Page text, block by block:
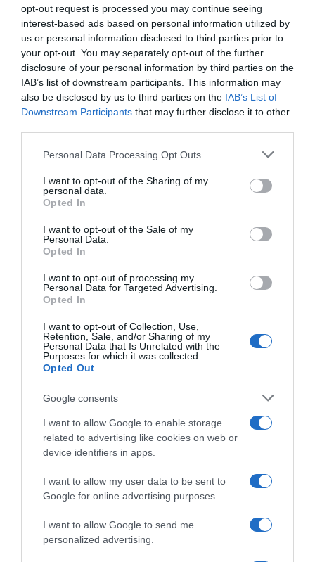
opt-out request is processed you may continue seeing
interest-based ads based on personal information utilized by
us or personal information disclosed to third parties prior to
your opt-out. You may separately opt-out of the further
disclosure of your personal information by third parties on the
IAB’s list of downstream participants. This information may
also be disclosed by us to third parties on the IAB’s List of
Downstream Participants that may further disclose it to other
Please note that this website/app uses one or more Google
not limited to your visit or usage behaviour. You may click to
grant or deny consent to Google and its third-party tags to
use your data for below specified purposes in below Google
consent section.
Personal Data Processing Opt Outs
I want to opt-out of the Sharing of my
personal data.
Opted In
I want to opt-out of the Sale of my
Personal Data.
Opted In
I want to opt-out of processing my
Personal Data for Targeted Advertising.
Opted In
I want to opt-out of Collection, Use,
Retention, Sale, and/or Sharing of my
Personal Data that Is Unrelated with the
Purposes for which it was collected.
Opted Out
Google consents
I want to allow Google to enable storage
related to advertising like cookies on web or
device identifiers in apps.
I want to allow my user data to be sent to
Google for online advertising purposes.
I want to allow Google to send me
personalized advertising.
Συνελήφθη το μεσημέρι της Παρασκευής (15/5) ο
52χρονος δράστης
15.05.2026 - 16:44
ΕΛΛΑΔΑ
35χρονο στην πλάτη μετά από καυγά
Ο άνδρας είχε διαφύγει από το σημείο μετά το
περιστατικό
15.05.2026 - 11:53